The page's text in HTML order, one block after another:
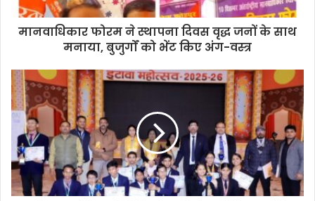
मानवाधिकार फोरम ने स्थापना दिवस वृद्ध जनों के साथ
मनाया, बुजुर्गों को भेंट किए अंग-वस्त्र